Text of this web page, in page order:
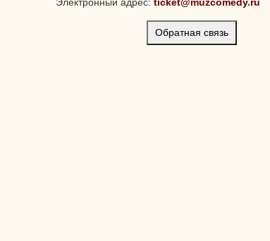
Электронный адрес: ticket@muzcomedy.ru
Обратная связь